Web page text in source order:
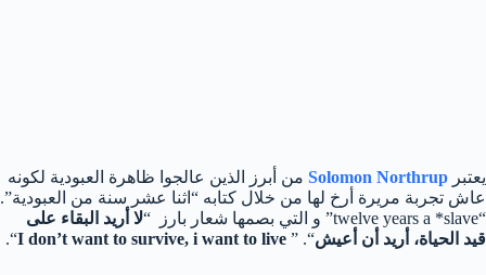
يعتبر Solomon Northrup من أبرز الذين عالجوا ظاهرة العبودية لكونه
عاش تجربة مريرة أرخ لها من خلال كتابه “اثنا عشر سنة من العبودية”.
“twelve years a *slave” و التي بصمها شعار بارز “
لا أريد البقاء على
قيد الحياة، أريد أن أعيش“. ”
I don’t want to survive, i want to live
“.